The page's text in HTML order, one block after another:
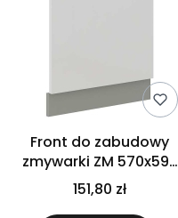
Front do zabudowy
zmywarki ZM 570x596
biały połysk IGA BIANCA
151,80 zł